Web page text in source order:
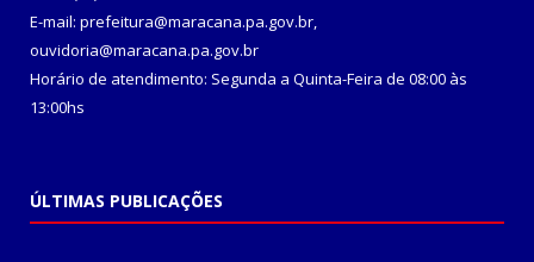
E-mail: prefeitura@maracana.pa.gov.br,
ouvidoria@maracana.pa.gov.br
Horário de atendimento: Segunda a Quinta-Feira de 08:00 às
13:00hs
ÚLTIMAS PUBLICAÇÕES